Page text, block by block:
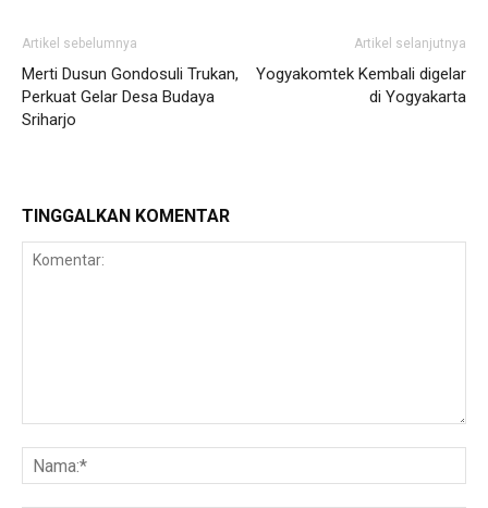
Artikel sebelumnya
Merti Dusun Gondosuli Trukan,
Perkuat Gelar Desa Budaya
Sriharjo
Artikel selanjutnya
Yogyakomtek Kembali digelar
di Yogyakarta
TINGGALKAN KOMENTAR